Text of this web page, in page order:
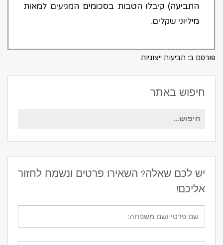
התביעה) קיבלו הטבות בסכומים המגיעים למאות
מיליוני שקלים.
פורסם ב: תביעות ייצוגיות
חיפוש באתר
חיפוש
יש לכם שאלה? השאירו פרטים ונשמח לחזור
אליכם!